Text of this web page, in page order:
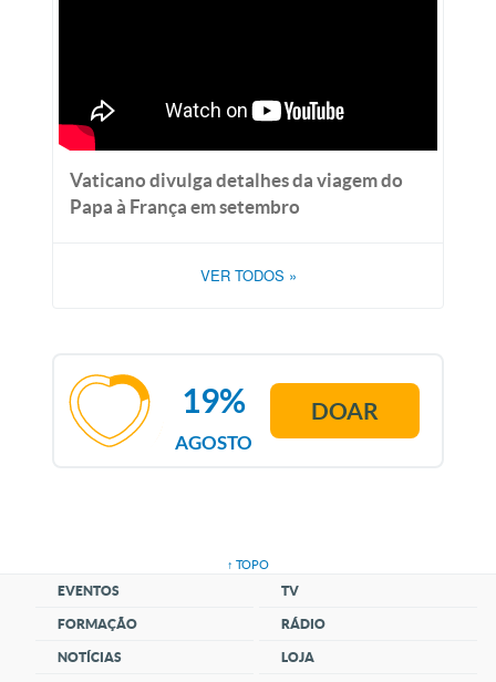
Vaticano divulga detalhes da viagem do
Papa à França em setembro
VER TODOS »
AGOSTO
19% DOAR
↑ TOPO
EVENTOS
FORMAÇÃO
NOTÍCIAS
TV
RÁDIO
LOJA